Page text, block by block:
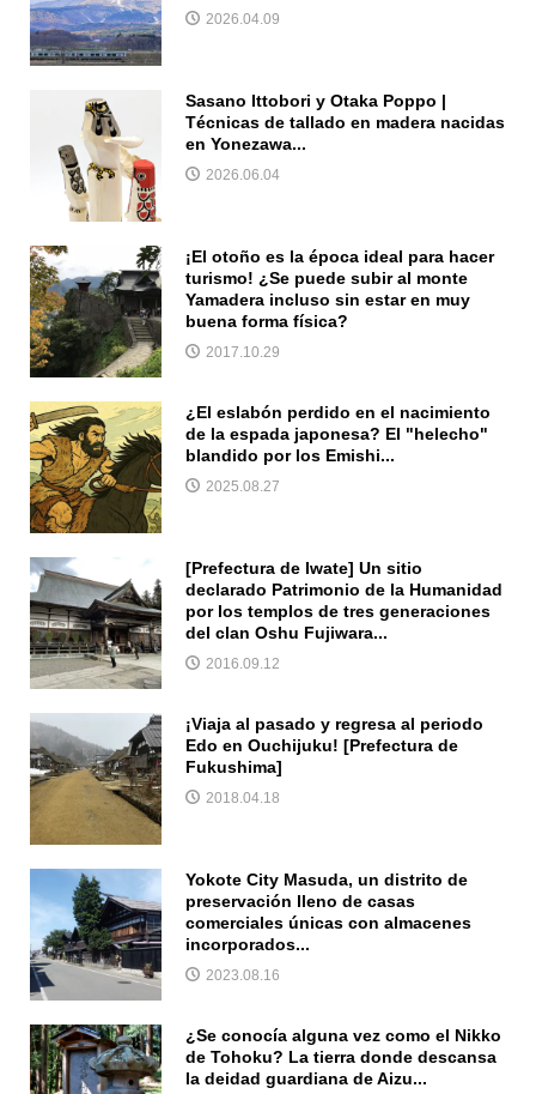
2026.04.09
Sasano Ittobori y Otaka Poppo |
Técnicas de tallado en madera nacidas
en Yonezawa...
2026.06.04
¡El otoño es la época ideal para hacer
turismo! ¿Se puede subir al monte
Yamadera incluso sin estar en muy
buena forma física?
2017.10.29
¿El eslabón perdido en el nacimiento
de la espada japonesa? El "helecho"
blandido por los Emishi...
2025.08.27
[Prefectura de Iwate] Un sitio
declarado Patrimonio de la Humanidad
por los templos de tres generaciones
del clan Oshu Fujiwara...
2016.09.12
¡Viaja al pasado y regresa al periodo
Edo en Ouchijuku! [Prefectura de
Fukushima]
2018.04.18
Yokote City Masuda, un distrito de
preservación lleno de casas
comerciales únicas con almacenes
incorporados...
2023.08.16
¿Se conocía alguna vez como el Nikko
de Tohoku? La tierra donde descansa
la deidad guardiana de Aizu...